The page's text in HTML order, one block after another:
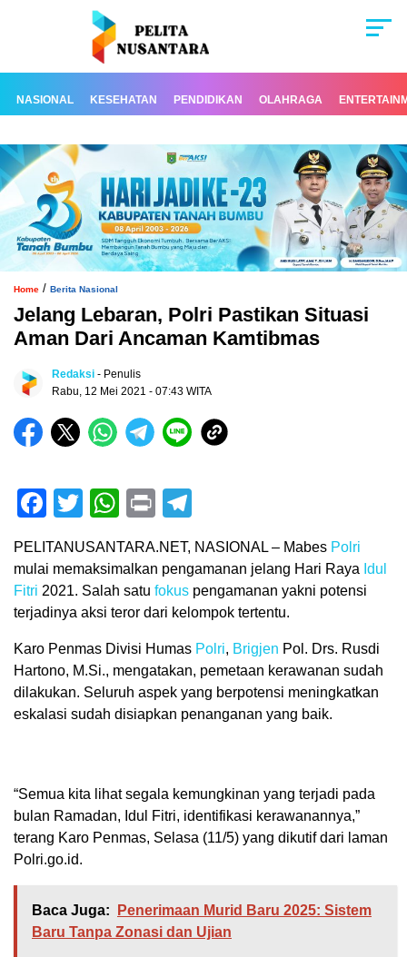
NASIONAL KESEHATAN PENDIDIKAN OLAHRAGA
Home / Berita Nasional
Jelang Lebaran, Polri Pastikan Situasi
Aman Dari Ancaman Kamtibmas
Redaksi - Penulis
Rabu, 12 Mei 2021 - 07:43 WITA
Facebook
TwitterWhatsApp
Print
PELITANUSANTARA.NET, NASIONAL – Mabes Polri
mulai memaksimalkan pengamanan jelang Hari Raya Idul
Fitri 2021. Salah satu fokus pengamanan yakni potensi
terjadinya aksi teror dari kelompok tertentu.
Karo Penmas Divisi Humas Polri, Brigjen Pol. Drs. Rusdi
Hartono, M.Si., mengatakan, pemetaan kerawanan sudah
dilakukan. Seluruh aspek yang berpotensi meningkatkan
eskalasi sudah disiapkan penanganan yang baik.
“Semua kita lihat segala kemungkinan yang terjadi pada
bulan Ramadan, Idul Fitri, identifikasi kerawanannya,”
terang Karo Penmas, Selasa (11/5) yang dikutif dari laman
Polri.go.id.
Baca Juga:
Penerimaan Murid Baru 2025: Sistem
Baru Tanpa Zonasi dan Ujian